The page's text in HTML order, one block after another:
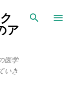
移動
ア
医学
いき